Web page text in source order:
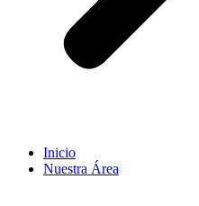
Inicio
Nuestra Área